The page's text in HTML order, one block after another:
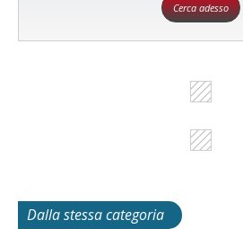
Cerca adesso
Dalla stessa categoria